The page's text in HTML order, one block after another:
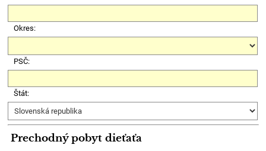
Okres:
PSČ:
Štát:
Prechodný pobyt dieťaťa